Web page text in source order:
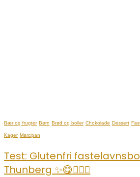
Bær og frugter Børn Brød og boller Chokolade Dessert
Kager Marcipan
Test: Glutenfri
Thunberg ✨😋👌🏼🥯